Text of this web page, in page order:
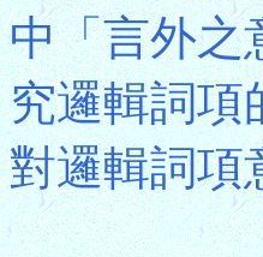
中「言外之
究邏輯詞項
對邏輯詞項